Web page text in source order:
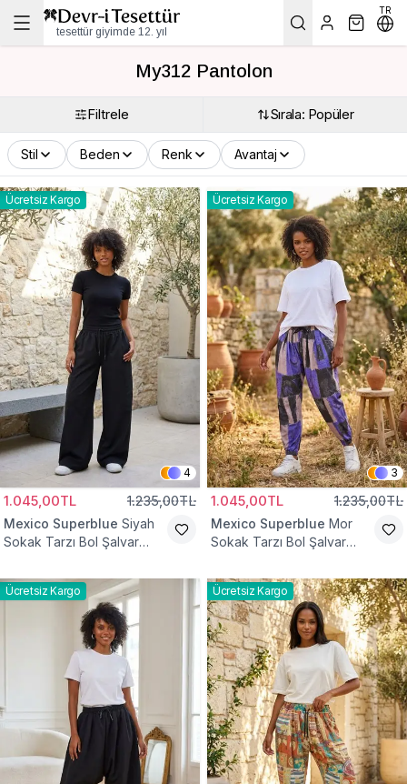
tesettür giyimde 12. yıl
TR
My312 Pantolon
Filtrele Sırala: Popüler
Stil Beden Renk Avantaj
Ücretsiz Kargo
4
1.045,00TL 1.235,00TL
Mexico Superblue Siyah
Sokak Tarzı Bol Şalvar
Ücretsiz Kargo
3
1.045,00TL 1.235,00TL
Mexico Superblue Mor
Sokak Tarzı Bol Şalvar
Ücretsiz Kargo Ücretsiz Kargo